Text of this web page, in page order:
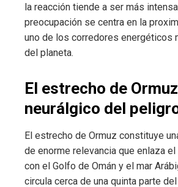
la reacción tiende a ser más
preocupación se centra en la
uno de los corredores energéticos
del planeta.
El estrecho de
neurálgico del
El estrecho de Ormuz constituye
de enorme relevancia que enlaza
con el Golfo de Omán y el mar
circula cerca de una quinta parte